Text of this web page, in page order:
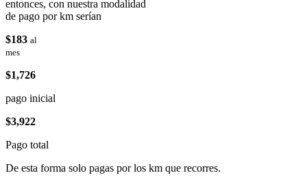
entonces, con nuestra modalidad
de pago por km serían
$183 al
mes
$1,726
pago inicial
$3,922
Pago total
De esta forma solo pagas por los km que recorres.